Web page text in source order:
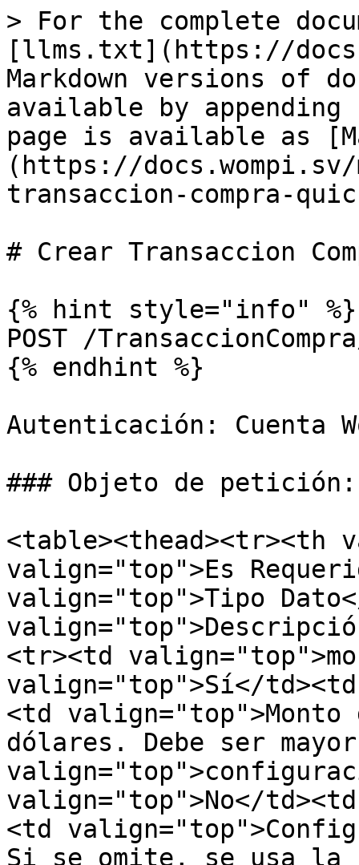
> For the complete
[llms.txt](https://
Markdown versions of
available by
page is available as
(https://
transaccion-compra-
# Crear Transaccion
{% hint style="info" %}
POST /
{% endhint %}
Autenticación: Cuenta
### Objeto de petición:
<table><thead><tr><th
valign="top">Es
valign="top">Tipo
<tr><td
valign="top">Sí</
<td
dólares. Debe ser
valign="top">No</
<td
Si se omite, se usa la